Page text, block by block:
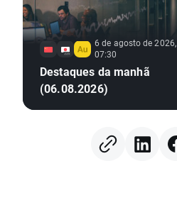
6 de agosto de 2026,
07:30
Destaques da manhã
(06.08.2026)